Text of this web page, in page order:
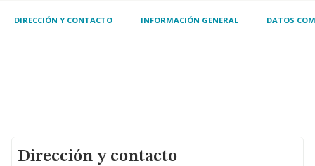
DIRECCIÓN Y CONTACTO INFORMACIÓN GENERAL DATOS
Dirección y contacto